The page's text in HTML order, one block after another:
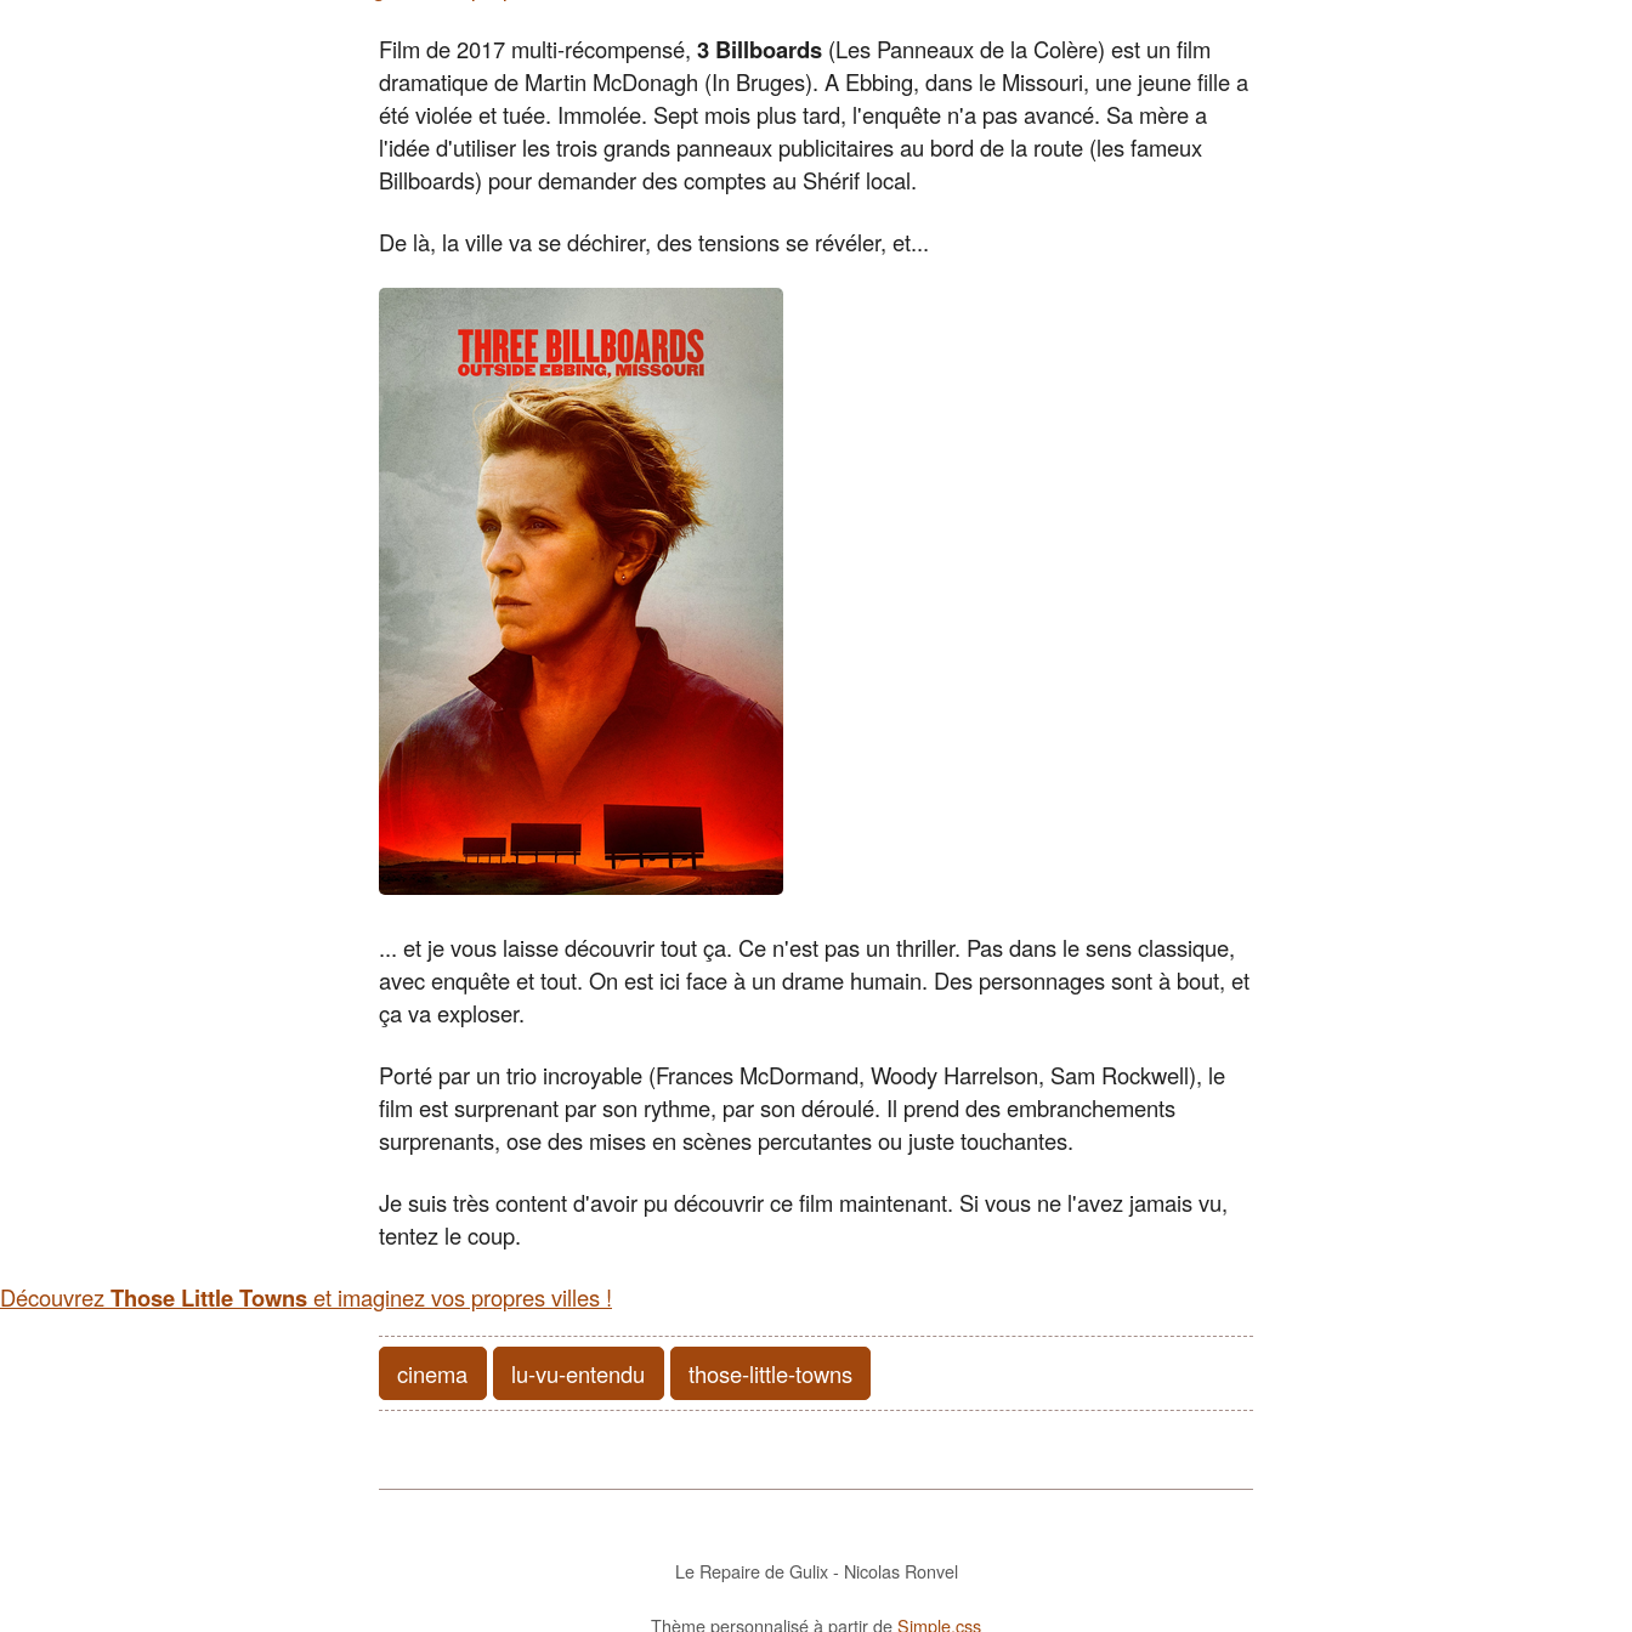
Film de 2017 multi-récompensé, 3 Billboards (Les Panneaux de la Colère) est un film
dramatique de Martin McDonagh (In Bruges). A Ebbing, dans le Missouri, une jeune fille a
été violée et tuée. Immolée. Sept mois plus tard, l'enquête n'a pas avancé. Sa mère a
l'idée d'utiliser les trois grands panneaux publicitaires au bord de la route (les fameux
Billboards) pour demander des comptes au Shérif local.
De là, la ville va se déchirer, des tensions se révéler, et...
... et je vous laisse découvrir tout ça. Ce n'est pas un thriller. Pas dans le sens classique,
avec enquête et tout. On est ici face à un drame humain. Des personnages sont à bout, et
ça va exploser.
Porté par un trio incroyable (Frances McDormand, Woody Harrelson, Sam Rockwell), le
film est surprenant par son rythme, par son déroulé. Il prend des embranchements
surprenants, ose des mises en scènes percutantes ou juste touchantes.
Je suis très content d'avoir pu découvrir ce film maintenant. Si vous ne l'avez jamais vu,
tentez le coup.
DécouvrezThose Little Townset imaginez vos propres villes !
cinema lu-vu-entendu those-little-towns
Le Repaire de Gulix - Nicolas Ronvel
Thème personnalisé à partir deSimple.css